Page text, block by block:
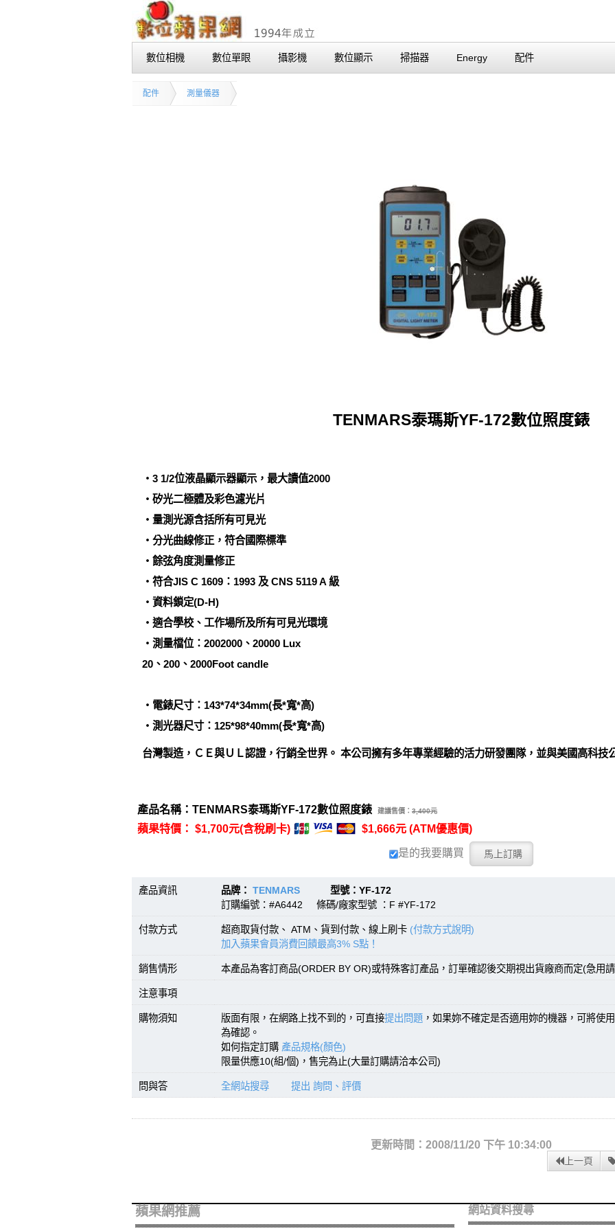
數位相機 數位單眼 攝影機 數位顯示 掃描器 Energy 配件
配件 測量儀器
TENMARS泰瑪斯YF-172數位照度錶
‧3 1/2位液晶顯示器顯示，最大讀值2000
‧矽光二極體及彩色濾光片
‧量測光源含括所有可見光
‧分光曲線修正，符合國際標準
‧餘弦角度測量修正
‧符合JIS C 1609：1993 及 CNS 5119 A 級
‧資料鎖定(D-H)
‧適合學校、工作場所及所有可見光環境
‧測量檔位：2002000、20000 Lux
20、200、2000Foot candle
‧電錶尺寸：143*74*34mm(長*寬*高)
‧測光器尺寸：125*98*40mm(長*寬*高)
台灣製造，ＣＥ與ＵＬ認證，行銷全世界。 本公司擁有多年專業經驗的活力研發團隊，並與美國高科技
產品名稱：TENMARS泰瑪斯YF-172數位照度錶 建議售價： 3,400元
蘋果特價： $1,700元(含稅刷卡) $1,666元 (ATM優惠價)
是的我要購買
產品資訊 品牌： TENMARS 型號：YF-172
訂購編號：#A6442 條碼/廠家型號 ：F #YF-172
付款方式 超商取貨付款、 ATM、貨到付款、線上刷卡 (付款方式說明)
加入蘋果會員消費回饋最高3% S點！
銷售情形 本產品為客訂商品(ORDER BY OR)或特殊客訂產品，訂單確認後交期視出貨廠商而定(急用
注意事項
購物須知 版面有限，在網路上找不到的，可直接提出問題 ，如果妳不確定是否適用妳的機器，可將使
為確認。
如何指定訂購 產品規格(顏色)
限量供應10(組/個)，售完為止(大量訂購請洽本公司)
問與答 全網站搜尋 提出 詢問、評價
更新時間：2008/11/20 下午 10:34:00
上一頁
蘋果網推薦 網站資料搜尋